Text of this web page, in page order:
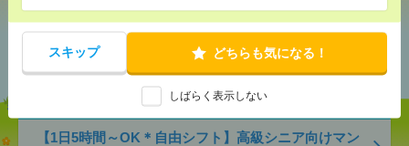
スキップ どちらも気になる！
しばらく表示しない
あなたの閲覧履歴からの
おすすめ
【1日5時間～OK＊自由シフト】高級シニア向けマン